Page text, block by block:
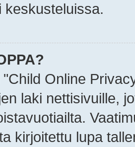
keskusteluissa.
"Child Online
laki nettisivuille,
kirjoitettu lupa